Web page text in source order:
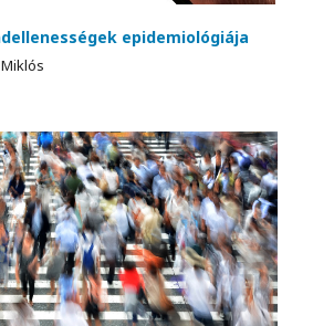
epidemiológiája